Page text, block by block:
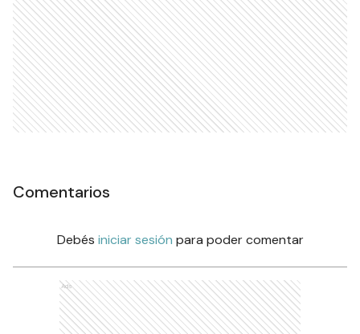
Comentarios
Debés iniciar sesión para poder comentar
Ads